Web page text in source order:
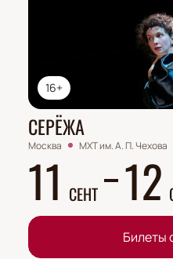
16+
СЕРЁЖА
Москва МХТ им. А. П. Чехова
11 СЕНТ 12
Билеты